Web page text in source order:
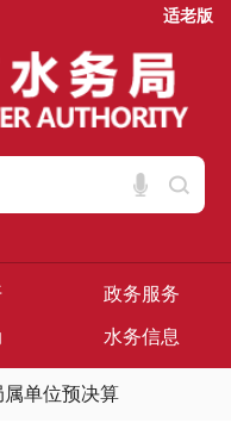
适老版
政务服务
水务信息
属单位预决算